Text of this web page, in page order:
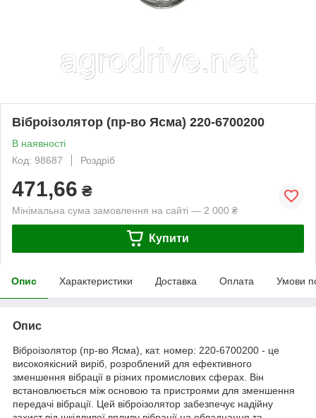
Віброізолятор (пр-во Ясма) 220-6700200
В наявності
Код: 98687
Роздріб
471,66 ₴
Мінімальна сума замовлення на сайті — 2 000 ₴
Купити
Опис Характеристики Доставка Оплата Умови
Опис
Віброізолятор (пр-во Ясма), кат. номер: 220-6700200 - це
високоякісний виріб, розроблений для ефективного
зменшення вібрації в різних промислових сферах. Він
встановлюється між основою та пристроями для зменшення
передачі вібрації. Цей віброізолятор забезпечує надійну